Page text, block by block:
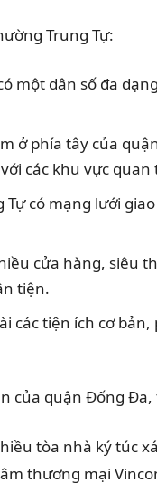
Trung Tự:
một dân số đa
ở phía tây của
các khu vực
Tự có mạng lưới
cửa hàng, siêu
tiện.
các tiện ích cơ
của quận Đống
tòa nhà ký túc
thương mại